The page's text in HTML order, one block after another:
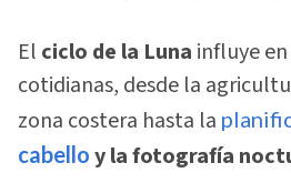
El ciclo de la Luna influye
cotidianas, desde la
zona costera hasta la
cabello y la fotografía